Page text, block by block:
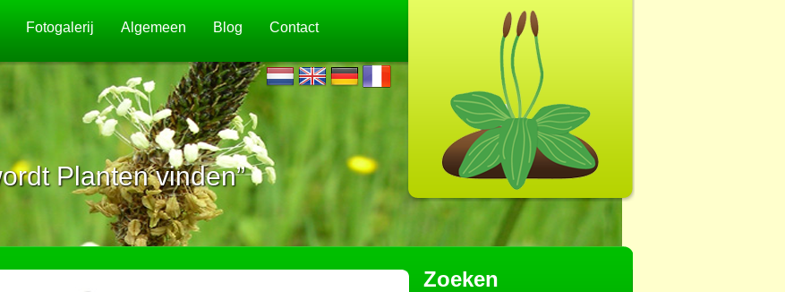
Fotogalerij Algemeen Blog Contact
Planten vinden”
Zoeken